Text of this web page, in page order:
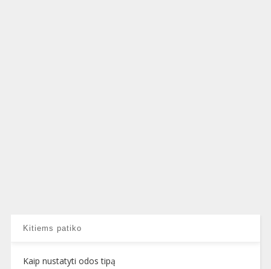
Kitiems patiko
Kaip nustatyti odos tipą